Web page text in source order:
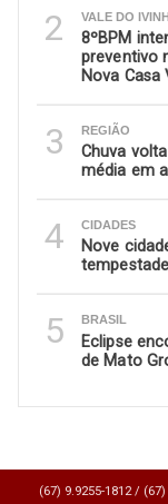
2 VALE DO
8ºBPM
preventivo
Nova Casa
3 REGIÃO
Chuva
média em
4 CIDADES
Nove
5 BRASIL
Eclipse
de Mato
(67) 9.9255-1812 /